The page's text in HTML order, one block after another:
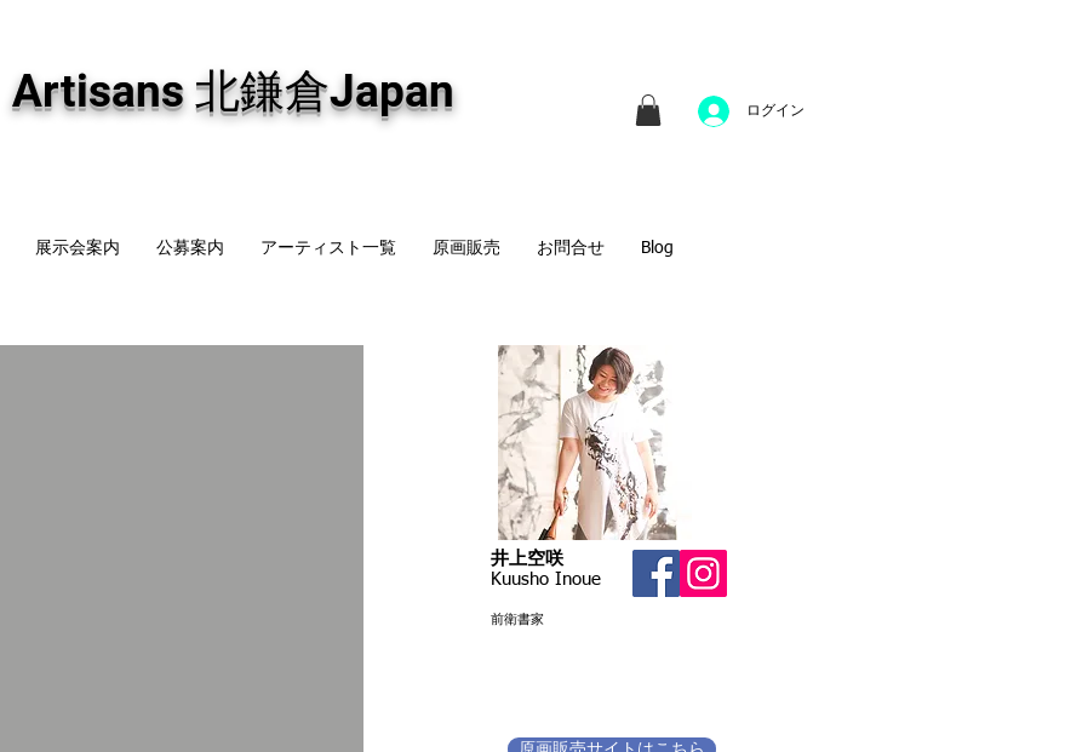
Artisans 北鎌倉Japan ログイン
展示会案内 公募案内 アーティスト一覧 原画販売 お問合せ Blog
​井上空咲
Kuusho Inoue
前衛書家​